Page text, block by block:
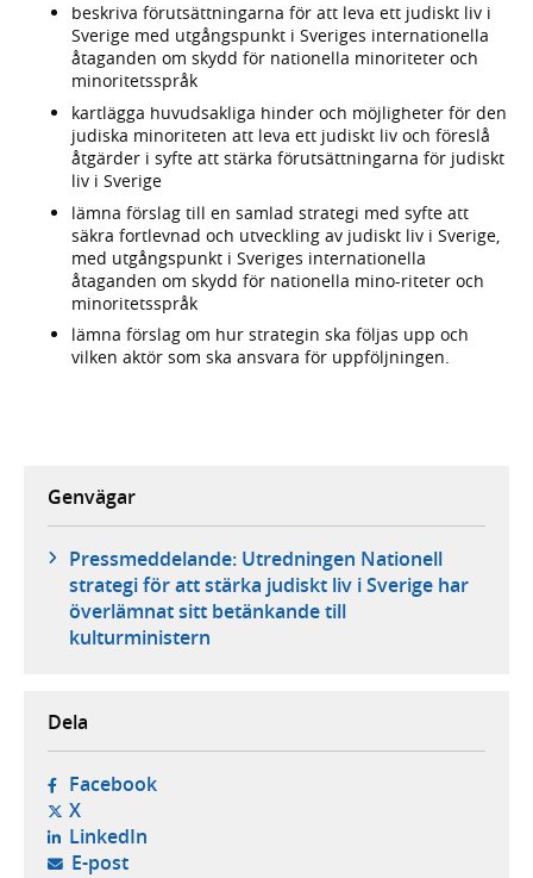
beskriva förutsättningarna för att leva ett judiskt liv i
Sverige med utgångspunkt i Sveriges internationella
åtaganden om skydd för nationella minoriteter och
minoritetsspråk
kartlägga huvudsakliga hinder och möjligheter för den
judiska minoriteten att leva ett judiskt liv och föreslå
åtgärder i syfte att stärka förutsättningarna för judiskt
liv i Sverige
lämna förslag till en samlad strategi med syfte att
säkra fortlevnad och utveckling av judiskt liv i Sverige,
med utgångspunkt i Sveriges internationella
åtaganden om skydd för nationella mino-riteter och
minoritetsspråk
lämna förslag om hur strategin ska följas upp och
vilken aktör som ska ansvara för uppföljningen.
Genvägar
Pressmeddelande: Utredningen Nationell
strategi för att stärka judiskt liv i Sverige har
överlämnat sitt betänkande till
kulturministern
Dela
Facebook- öppnas i ny flik, extern webbplats,
X- öppnas i ny flik, extern webbplats,
LinkedIn- öppnas i ny flik, extern webbplats,
E-post- öppnar din e-postklient,